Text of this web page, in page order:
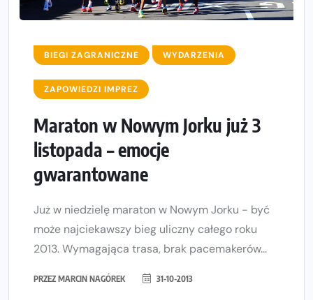
BIEGI ZAGRANICZNE WYDARZENIA
ZAPOWIEDZI IMPREZ
Maraton w Nowym Jorku już 3
listopada – emocje
gwarantowane
Już w niedzielę maraton w Nowym Jorku - być
może najciekawszy bieg uliczny całego roku
2013. Wymagająca trasa, brak pacemakerów...
PRZEZ MARCIN NAGÓREK 31-10-2013